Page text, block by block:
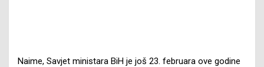
Naime, Savjet ministara BiH je još 23. februara ove godine